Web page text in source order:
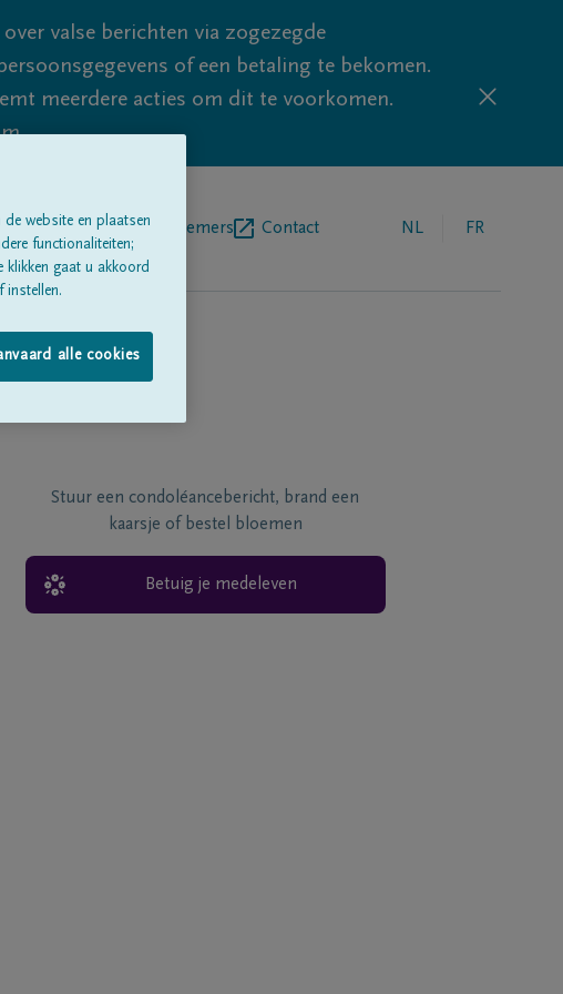
valse berichten via zogezegde
of een betaling te bekomen.
meerdere acties om dit te voorkomen.
onsBegrafenisondernemers Contact NL FR
Stuur een condoléancebericht, brand een
kaarsje of bestel bloemen
Betuig je medeleven
website en plaatsen
functionaliteiten;
klikken gaat u akkoord
instellen.
alle cookies